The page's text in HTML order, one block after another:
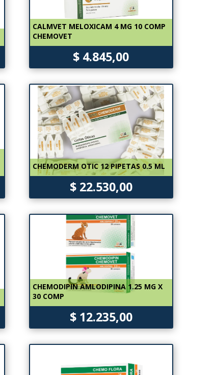
CALMVET MELOXICAM 4 MG 10 COMP
CHEMOVET
$ 4.845,00
CHEMODERM OTIC 12 PIPETAS 0.5 ML
$ 22.530,00
CHEMODIPIN AMLODIPINA 1.25 MG X
30 COMP
$ 12.235,00